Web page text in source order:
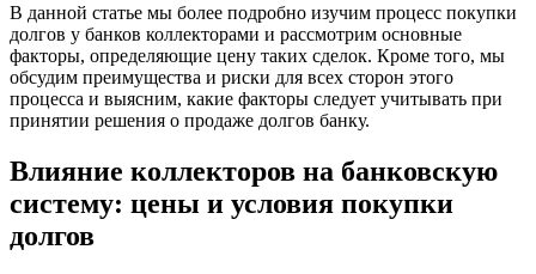
В данной статье мы более подробно изучим процесс покупки
долгов у банков коллекторами и рассмотрим основные
факторы, определяющие цену таких сделок. Кроме того, мы
обсудим преимущества и риски для всех сторон этого
процесса и выясним, какие факторы следует учитывать при
принятии решения о продаже долгов банку.
Влияние коллекторов на банковскую
систему: цены и условия покупки
долгов